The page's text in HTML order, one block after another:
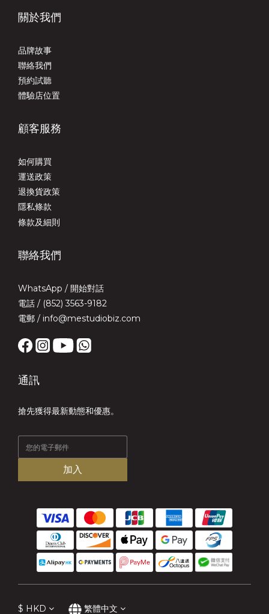
關於我們
品牌故事
聯絡我們
預約試聽
體驗店位置
顧客服務
如何購買
運送政策
退換貨政策
隱私條款
條款及細則
聯絡我們
WhatsApp / 開始對話
電話 / (852) 3563-9182
電郵 / info@mestudiobiz.com
通訊
搶先獲得最新動態和優惠。
加入
$ HKD 繁體中文